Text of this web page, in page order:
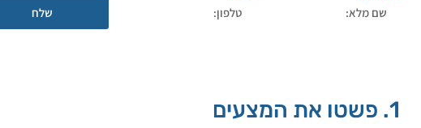
שלח
1. פשטו את המצעים